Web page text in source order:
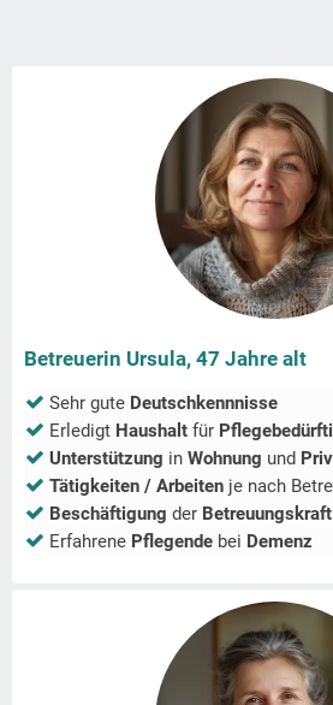
Betreuerin Ursula, 47 Jahre alt
Sehr gute Deutschkennnisse
Erledigt Haushalt für
Unterstützung in Wohnung und
Tätigkeiten / Arbeiten je nach
Beschäftigung der Betreuungskraft
Erfahrene Pflegende bei Demenz